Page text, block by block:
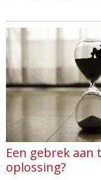
Een gebrek aan
oplossing?